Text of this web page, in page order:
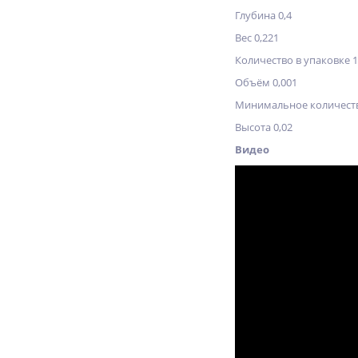
Глубина 0,4
Вес 0,221
Количество в упаковке
Объём 0,001
Минимальное
Высота 0,02
Видео